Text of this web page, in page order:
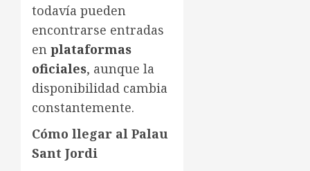
todavía pueden
encontrarse entradas
en plataformas
oficiales, aunque la
disponibilidad cambia
constantemente.
Cómo llegar al Palau
Sant Jordi